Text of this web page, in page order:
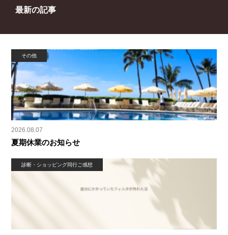
最新の記事
その他
2026.08.07
夏期休業のお知らせ
診断・ショッピング同行ご感想